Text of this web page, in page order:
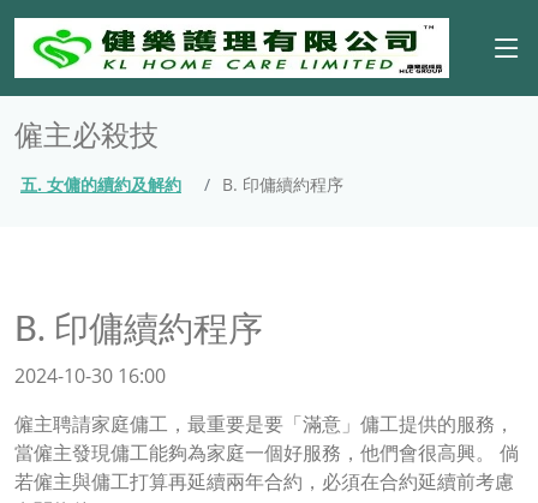
僱主必殺技
五. 女傭的續約及解約 B. 印傭續約程序
B. 印傭續約程序
2024-10-30 16:00
僱主聘請家庭傭工，最重要是要「滿意」傭工提供的服務，
當僱主發現傭工能夠為家庭一個好服務，他們會很高興。 倘
若僱主與傭工打算再延續兩年合約，必須在合約延續前考慮